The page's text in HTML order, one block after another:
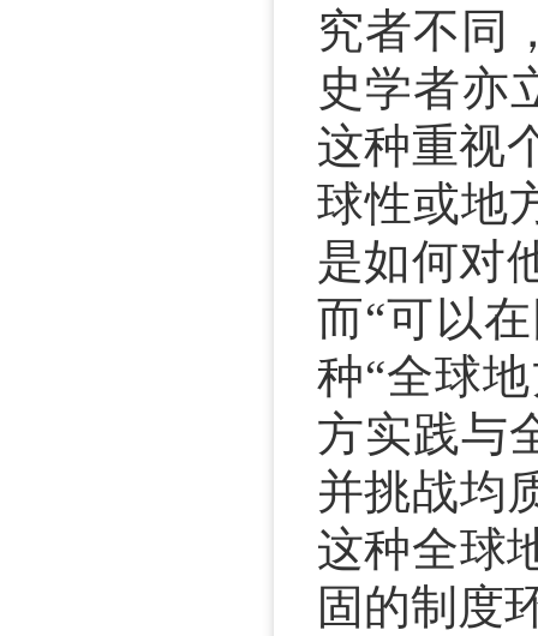
究者不同
史学者亦
这种重视
球性或地
是如何对
而“可以
种“全球
方实践与
并挑战均
这种全球
固的制度